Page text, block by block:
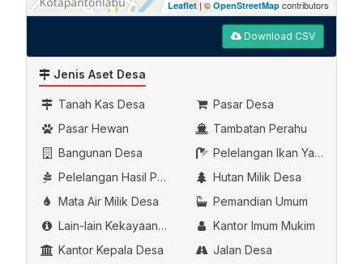
Leaflet| © OpenStreetMap contributors
Download CSV
Jenis Aset Desa
Tanah Kas Desa
Pasar Desa
Pasar Hewan
Tambatan Perahu
Bangunan Desa
Pelelangan Ikan Yang Dikelola Oleh Desa
Pelelangan Hasil Pertanian
Hutan Milik Desa
Mata Air Milik Desa
Pemandian Umum
Lain-lain Kekayaan Asli Desa
Kantor Imum Mukim
Kantor Kepala Desa
Jalan Desa